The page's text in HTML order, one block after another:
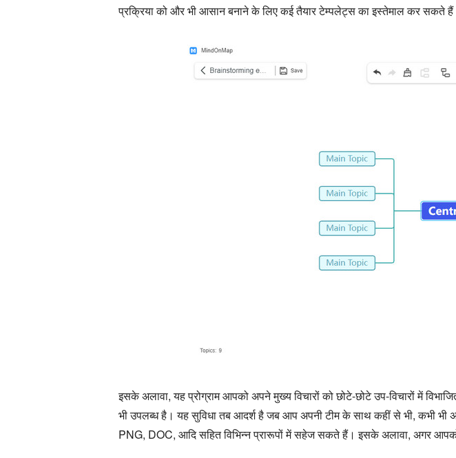
प्रक्रिया को और भी आसान बनाने के लिए कई तैयार टेम्पलेट्स का इस्तेमाल कर सकते
इसके अलावा, यह प्रोग्राम आपको अपने मुख्य विचारों को छोटे-छोटे उप-विचारों में
भी उपलब्ध है। यह सुविधा तब आदर्श है जब आप अपनी टीम के साथ कहीं से भी, कभी
PNG, DOC, आदि सहित विभिन्न प्रारूपों में सहेज सकते हैं। इसके अलावा, अगर